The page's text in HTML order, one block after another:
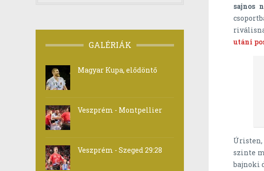
sajnos
utáni
Úristen,
szinte
bajnoki
GALÉRIÁK
Magyar Kupa, elődöntő
Veszprém - Montpellier
Veszprém - Szeged 29:28